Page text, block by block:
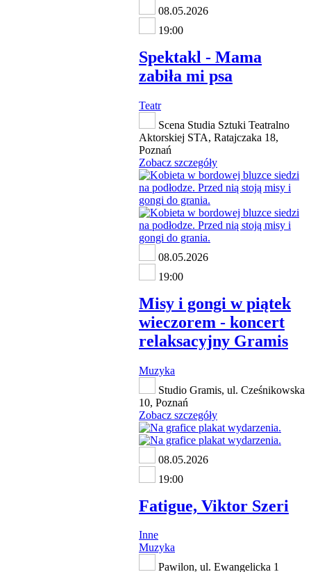
08.05.2026
19:00
Spektakl - Mama
zabiła mi psa
Teatr
Scena Studia Sztuki Teatralno
Aktorskiej STA, Ratajczaka 18,
Poznań
Zobacz szczegóły
08.05.2026
19:00
Misy i gongi w piątek
wieczorem - koncert
relaksacyjny Gramis
Muzyka
Studio Gramis, ul. Cześnikowska
10, Poznań
Zobacz szczegóły
08.05.2026
19:00
Fatigue, Viktor Szeri
Inne
Muzyka
Pawilon, ul. Ewangelicka 1